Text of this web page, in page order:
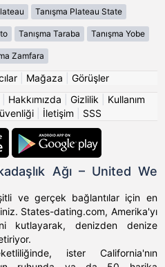
Tanışma Plateau State
Tanışma Taraba Tanışma Yobe
Zamfara
Mağaza
Görüşler
Hakkımızda Gizlilik
Kullanım
| İletişim SSS
Ağı – United We
ve gerçek bağlantılar için en
States-dating.com, Amerika'yı
kutlayarak, denizden denize
ister California'nın